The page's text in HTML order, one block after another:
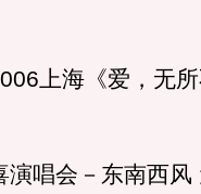
上海《爱，无所
唱会－东南西风